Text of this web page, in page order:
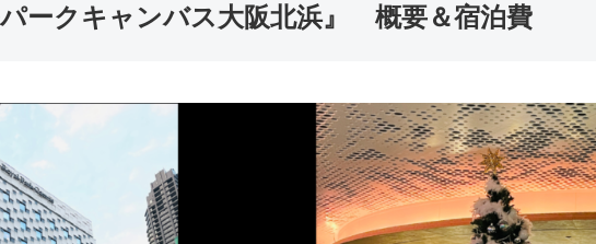
パークキャンバス大阪北浜』 概要＆宿泊費